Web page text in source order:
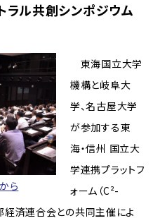
ラル共創シンポジウム
ら
東海国立大学
機構と岐阜大
学、名古屋大学
が参加する東
海・信州 国立大
学連携プラットフ
ォーム（C²-
経済連合会との共同主催によ